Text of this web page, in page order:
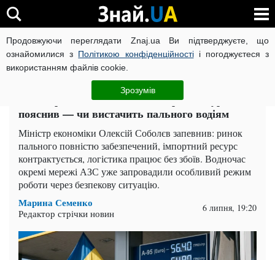
Продовжуючи переглядати Znaj.ua Ви підтверджуєте, що
ознайомилися з Політикою конфіденційностіі погоджуєтеся з
використанням файлів cookie.
Зрозумів
ВІЙНА РОСІЇ ПРОТИ УКРАЇНИ КОРОНАВІРУС В УКРАЇНІ
Auto.Знай ЧИТАТЬ НА РУССКОМ
АЗС переходять на особливий режим: уряд
пояснив — чи вистачить пального водіям
Міністр економіки Олексій Соболєв запевнив: ринок
пального повністю забезпечений, імпортний ресурс
контрактується, логістика працює без збоїв. Водночас
окремі мережі АЗС уже запровадили особливий режим
роботи через безпекову ситуацію.
Марина Семенко
Редактор стрічки новин 6 липня, 19:20